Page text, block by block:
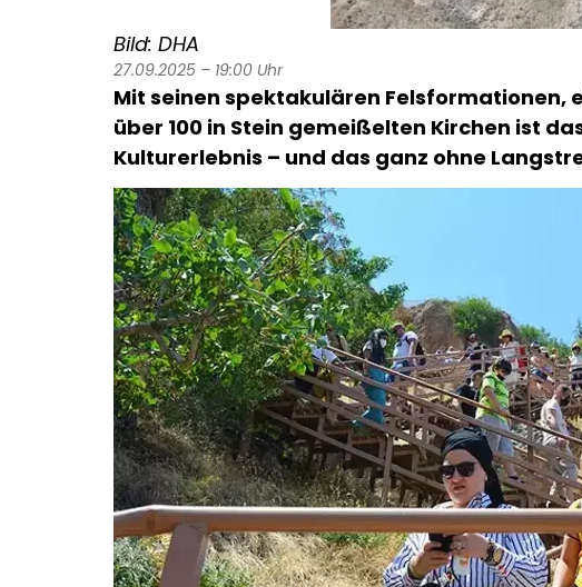
Bild: DHA
27.09.2025 – 19:00 Uhr
Mit seinen spektakulären Felsformationen,
über 100 in Stein gemeißelten Kirchen ist
Kulturerlebnis – und das ganz ohne